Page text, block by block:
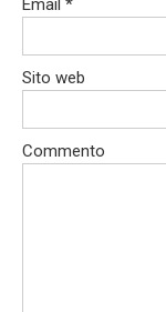
Sito web
Commento